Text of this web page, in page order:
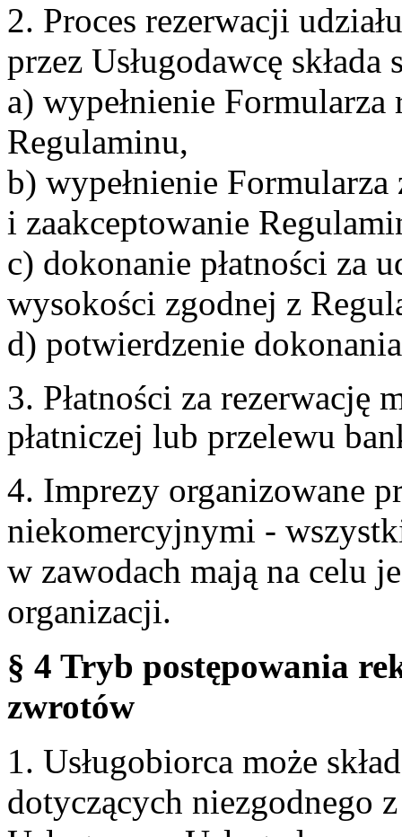
2. Proces rezerwacji
przez Usługodawcę
a) wypełnienie
Regulaminu,
b) wypełnienie Formularza
i zaakceptowanie
c) dokonanie płatności za
wysokości zgodnej z
d) potwierdzenie
3. Płatności za rezerwację
płatniczej lub przelewu
4. Imprezy organizowane
niekomercyjnymi -
w zawodach mają na celu
organizacji.
§ 4 Tryb postępowania
zwrotów
1. Usługobiorca może
dotyczących niezgodnego